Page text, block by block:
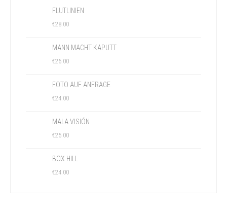
FLUTLINIEN
€28.00
MANN MACHT KAPUTT
€26.00
FOTO AUF ANFRAGE
€24.00
MALA VISIÓN
€25.00
BOX HILL
€24.00